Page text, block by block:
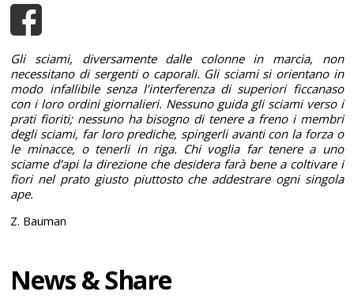
Gli sciami, diversamente dalle colonne in marcia, non
necessitano di sergenti o caporali. Gli sciami si orientano in
modo infallibile senza l’interferenza di superiori ficcanaso
con i loro ordini giornalieri. Nessuno guida gli sciami verso i
prati fioriti; nessuno ha bisogno di tenere a freno i membri
degli sciami, far loro prediche, spingerli avanti con la forza o
le minacce, o tenerli in riga. Chi voglia far tenere a uno
sciame d’api la direzione che desidera farà bene a coltivare i
fiori nel prato giusto piuttosto che addestrare ogni singola
ape.
Z. Bauman
News & Share